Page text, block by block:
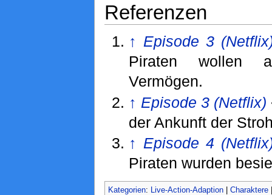
Referenzen
↑ Episode 3
Piraten wollen
Vermögen.
↑ Episode 3 (Netflix)
der Ankunft der
↑ Episode 4
Piraten wurden
Kategorien: Live-Action-Adaption| Charaktere